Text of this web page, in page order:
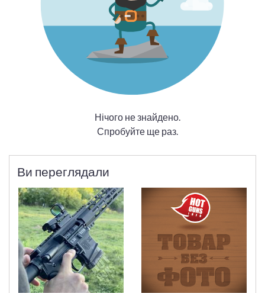
Нічого не знайдено.
Спробуйте ще раз.
Ви переглядали